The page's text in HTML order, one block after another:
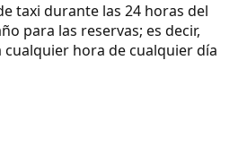
taxi durante las 24 horas del
para las reservas; es decir,
hora de cualquier día